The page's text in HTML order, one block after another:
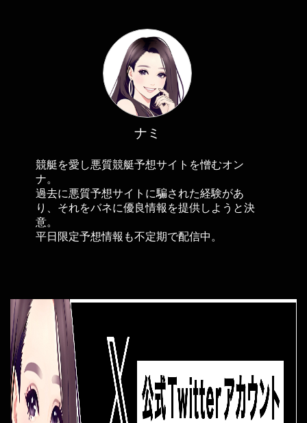
ナミ
競艇を愛し悪質競艇予想サイトを憎むオン
ナ。
過去に悪質予想サイトに騙された経験があ
り、それをバネに優良情報を提供しようと決
意。
平日限定予想情報も不定期で配信中。